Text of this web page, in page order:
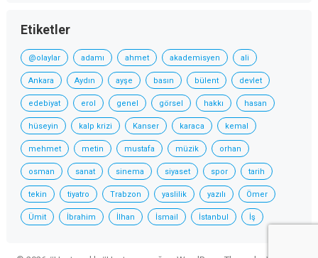
Etiketler
@olaylar adamı ahmet akademisyen ali
Ankara Aydın ayşe basın bülent devlet
edebiyat erol genel görsel hakkı hasan
hüseyin kalp krizi Kanser karaca kemal
mehmet metin mustafa müzik orhan
osman sanat sinema siyaset spor tarih
tekin tiyatro Trabzon yaslilik yazılı Ömer
Ümit İbrahim İlhan İsmail İstanbul İş